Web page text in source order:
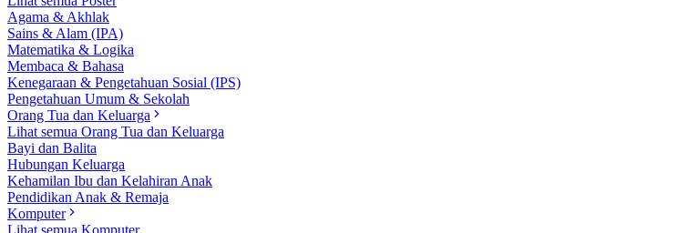
Agama & Akhlak
Sains & Alam (IPA)
Matematika & Logika
Membaca & Bahasa
Kenegaraan & Pengetahuan Sosial (IPS)
Pengetahuan Umum & Sekolah
Orang Tua dan Keluarga
Lihat semua Orang Tua dan Keluarga
Bayi dan Balita
Hubungan Keluarga
Kehamilan Ibu dan Kelahiran Anak
Pendidikan Anak & Remaja
Komputer
Lihat semua Komputer